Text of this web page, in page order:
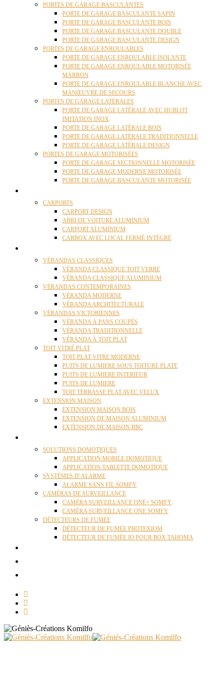
PORTES DE GARAGE BASCULANTES
PORTE DE GARAGE BASCULANTE SAPIN
PORTE DE GARAGE BASCULANTE BOIS
PORTE DE GARAGE BASCULANTE DOUBLE
PORTE DE GARAGE BASCULANTE DESIGN
PORTES DE GARAGE ENROULABLES
PORTE DE GARAGE ENROULABLE ISOLANTE
PORTE DE GARAGE ENROULABLE MOTORISÉE
MARRON
PORTE DE GARAGE ENROULABLE BLANCHE AVEC
MANŒUVRE DE SECOURS
PORTES DE GARAGE LATÉRALES
PORTE DE GARAGE LATÉRALE AVEC HUBLOT
IMITATION INOX
PORTE DE GARAGE LATÉRALE BOIS
PORTE DE GARAGE LATÉRALE TRADITIONNELLE
PORTE DE GARAGE LATÉRALE DESIGN
PORTES DE GARAGE MOTORISÉES
PORTE DE GARAGE SECTIONNELLE MOTORISÉE
PORTE DE GARAGE MODERNE MOTORISÉE
PORTE DE GARAGE BASCULANTE MOTORISÉE
CARPORTS
CARPORT DESIGN
ABRI DE VOITURE ALUMINIUM
CARPORT ALUMINIUM
CARBOX AVEC LOCAL FERMÉ INTÉGRÉ
VÉRANDAS CLASSIQUES
VÉRANDA CLASSIQUE TOIT VERRE
VÉRANDA CLASSIQUE ALUMINIUM
VÉRANDAS CONTEMPORAINES
VÉRANDA MODERNE
VÉRANDA ARCHITECTURALE
VÉRANDAS VICTORIENNES
VÉRANDA À PANS COUPÉS
VÉRANDA TRADITIONNELLE
VÉRANDA À TOIT PLAT
TOIT VITRÉ PLAT
TOIT PLAT VITRE MODERNE
PUITS DE LUMIERE SOUS TOITURE PLATE
PUITS DE LUMIERE INTERIEUR
PUITS DE LUMIERE
TOIT TERRASSE PLAT AVEC VELUX
EXTENSION MAISON
EXTENSION MAISON BOIS
EXTENSION DE MAISON ALUMINIUM
EXTENSION DE MAISON BBC
SOLUTIONS DOMOTIQUES
APPLICATION MOBILE DOMOTIQUE
APPLICATION TABLETTE DOMOTIQUE
SYSTÈMES D’ALARME
ALARME SANS FIL SOMFY
CAMÉRAS DE SURVEILLANCE
CAMÉRA SURVEILLANCE ONE+ SOMFY
CAMÉRA SURVEILLANCE ONE SOMFY
DÉTECTEURS DE FUMÉE
DÉTECTEUR DE FUMÉE PROTEXIOM
DÉTECTEUR DE FUMÉE IO POUR BOX TAHOMA